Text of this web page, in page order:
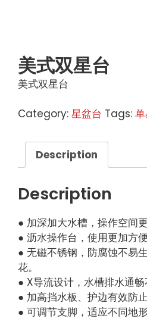
美式双星台
美式双星台
Category: 星盆台 Tags:
Description
Description
● 加深加大水槽，操作空间更
● 沥水操作台，使用更加方便
● 无磁不锈钢，防腐蚀不易
花。
● X导流设计，水槽排水通畅
● 加高挡水板、护边有效防止
● 可调节支脚，适应不同地